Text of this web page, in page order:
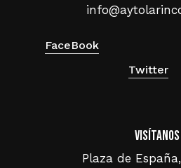
FaceBook
Twitter
Visítanos
Plaza de